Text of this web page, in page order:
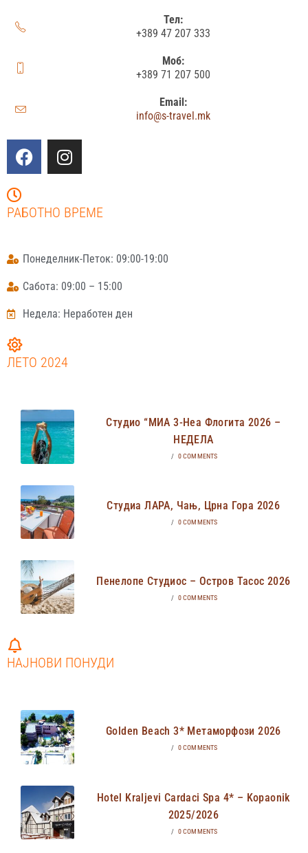
Тел:
+389 47 207 333
Моб:
+389 71 207 500
Email:
info@s-travel.mk
РАБОТНО ВРЕМЕ
Понеделник-Петок: 09:00-19:00
Сабота: 09:00 – 15:00
Недела: Неработен ден
ЛЕТО 2024
Студио “МИА 3-Неа Флогита 2026 –
НЕДЕЛА
/ 0 COMMENTS
Студиа ЛАРА, Чањ, Црна Гора 2026
/ 0 COMMENTS
Пенелопе Студиос – Остров Тасос 2026
/ 0 COMMENTS
НАЈНОВИ ПОНУДИ
Golden Beach 3* Метаморфози 2026
/ 0 COMMENTS
Hotel Kraljevi Cardaci Spa 4* – Kopaonik
2025/2026
/ 0 COMMENTS